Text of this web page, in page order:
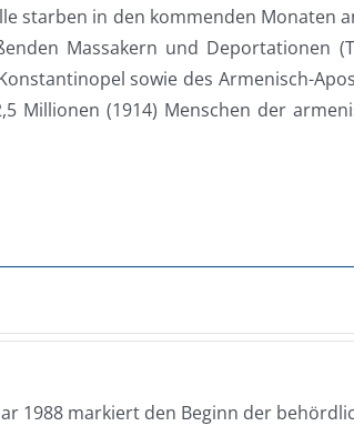
starben in den kommenden Monaten
Massakern und Deportationen
sowie des Armenisch-
Millionen (1914) Menschen der
1988 markiert den Beginn der